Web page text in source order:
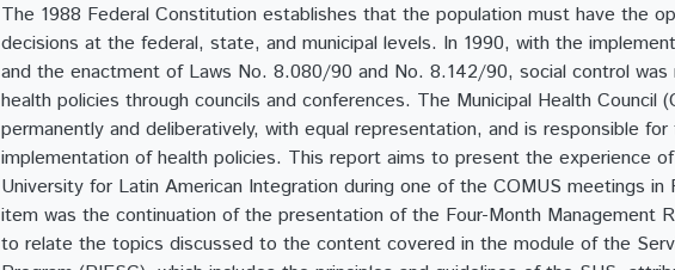
The 1988 Federal Constitution establishes that the population must have the
decisions at the federal, state, and municipal levels. In 1990, with the
and the enactment of Laws No. 8.080/90 and No. 8.142/90, social control
health policies through councils and conferences. The Municipal Health
permanently and deliberatively, with equal representation, and is responsible
implementation of health policies. This report aims to present the experience
University for Latin American Integration during one of the COMUS meetings in
item was the continuation of the presentation of the Four-Month Management
to relate the topics discussed to the content covered in the module of the